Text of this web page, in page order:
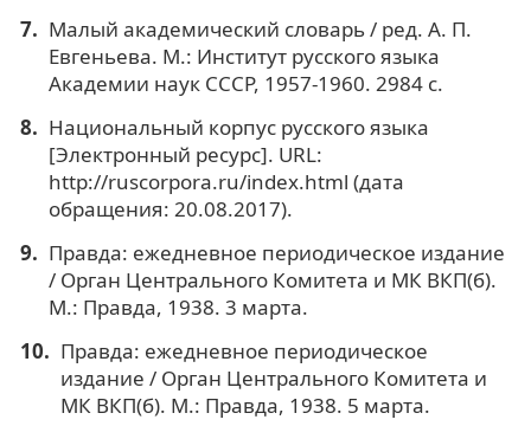
Малый академический словарь / ред. А. П.
Евгеньева. М.: Институт русского языка
Академии наук СССР, 1957-1960. 2984 с.
Национальный корпус русского языка
[Электронный ресурс]. URL:
http://ruscorpora.ru/index.html (дата
обращения: 20.08.2017).
Правда: ежедневное периодическое издание
/ Орган Центрального Комитета и МК ВКП(б).
М.: Правда, 1938. 3 марта.
Правда: ежедневное периодическое
издание / Орган Центрального Комитета и
МК ВКП(б). М.: Правда, 1938. 5 марта.